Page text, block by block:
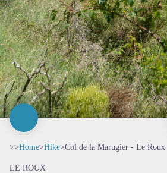
>>Home>Hike>Col de la Marugier - Le Roux
LE ROUX